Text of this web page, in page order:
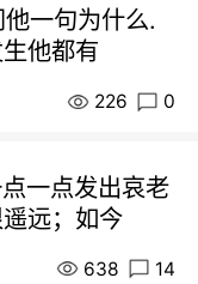
一句为什么.
他都有
226 0
一点发出哀老
远；如今
638 14